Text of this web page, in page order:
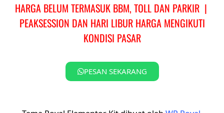
HARGA BELUM TERMASUK BBM, TOLL DAN PARKIR |
PEAKSESSION DAN HARI LIBUR HARGA MENGIKUTI
KONDISI PASAR
PESAN SEKARANG